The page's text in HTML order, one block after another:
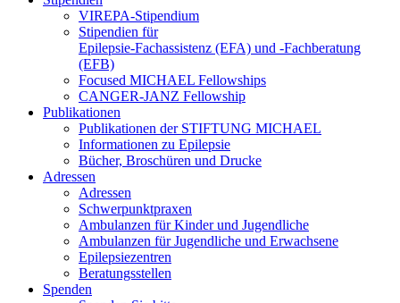
VIREPA-Stipendium
Stipendien für
Epilepsie-Fachassistenz (EFA) und -Fachberatung
(EFB)
Focused MICHAEL Fellowships
CANGER-JANZ Fellowship
Publikationen
Publikationen der STIFTUNG MICHAEL
Informationen zu Epilepsie
Bücher, Broschüren und Drucke
Adressen
Adressen
Schwerpunktpraxen
Ambulanzen für Kinder und Jugendliche
Ambulanzen für Jugendliche und Erwachsene
Epilepsiezentren
Beratungsstellen
Spenden